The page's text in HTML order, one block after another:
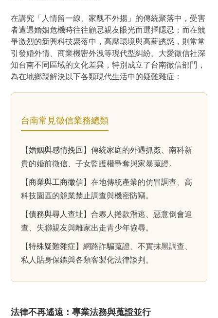
在講究「人情留一線、家醜不外揚」的傳統聚落中，受害
者遭遇婚姻危機時往往顧忌親友眼光而選擇隱忍；而在競
爭激烈的新興科技聚落中，高壓環境與高薪誘惑，則常常
引發婚外情、商業機密外洩等現代型糾紛。大愛徵信社深
知台南不同區域的文化差異，特別成立了台南徵信部門，
為在地鄉親解決以下各類現代生活中的疑難雜症：
台南常見徵信業務總類
【婚姻與感情挽回】傳統家庭的外遇抓姦、南科新
貴的婚前徵信、子女監護權爭奪與家暴蒐證。
【商業與工商徵信】在地傳統產業的仿冒調查、高
科技園區的競業禁止調查與機密防竊。
【債務與尋人查址】合夥人捲款潛逃、惡意倒會追
查、失聯親友與離家出走青少年協尋。
【特殊疑難雜症】網路詐騙蒐證、不實抹黑調查、
私人貼身保鑣與各類客製化法律談判。
法律不再遙遠：專業法務與蒐證並行